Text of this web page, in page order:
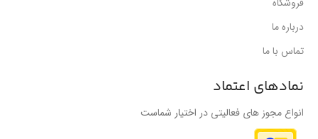
درباره ما
تماس با ما
نمادهای اعتماد
انواع مجوز های فعالیتی در اختیار شماست